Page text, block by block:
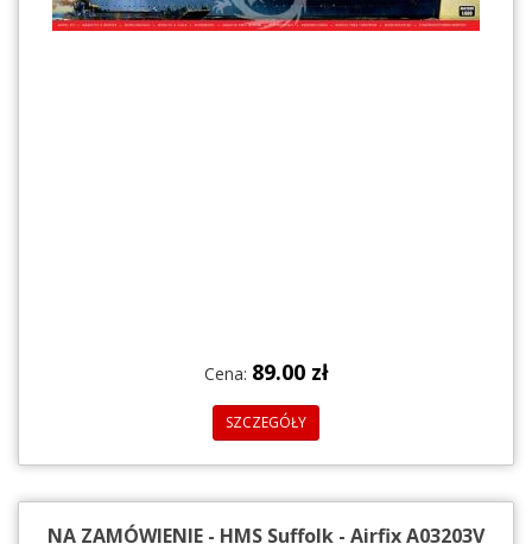
Cena: 89.00 zł
SZCZEGÓŁY
NA ZAMÓWIENIE - HMS Suffolk - Airfix A03203V